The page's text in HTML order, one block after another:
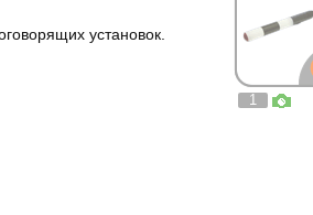
установок.
1